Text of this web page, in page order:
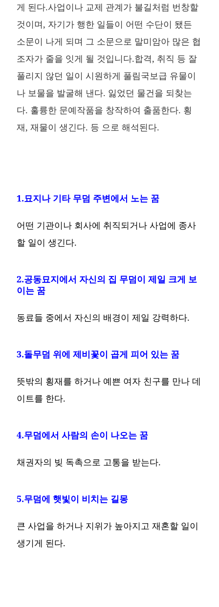
게 된다.사업이나 교제 관계가 불길처럼 번창할
것이며, 자기가 행한 일들이 어떤 수단이 됐든
소문이 나게 되며 그 소문으로 말미암아 많은 협
조자가 줄을 잇게 될 것입니다.합격, 취직 등 잘
풀리지 않던 일이 시원하게 풀림국보급 유물이
나 보물을 발굴해 낸다. 잃었던 물건을 되찾는
다. 훌륭한 문예작품을 창작하여 출품한다. 횡
재, 재물이 생긴다. 등 으로 해석된다.
1.묘지나 기타 무덤 주변에서 노는 꿈
어떤 기관이나 회사에 취직되거나 사업에 종사
할 일이 생긴다.
2.공동묘지에서 자신의 집 무덤이 제일 크게 보
이는 꿈
동료들 중에서 자신의 배경이 제일 강력하다.
3.돌무덤 위에 제비꽃이 곱게 피어 있는 꿈
뜻밖의 횡재를 하거나 예쁜 여자 친구를 만나 데
이트를 한다.
4.무덤에서 사람의 손이 나오는 꿈
채권자의 빚 독촉으로 고통을 받는다.
5.무덤에 햇빛이 비치는 길몽
큰 사업을 하거나 지위가 높아지고 재혼할 일이
생기게 된다.